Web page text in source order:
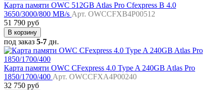
Карта памяти OWC 512GB Atlas Pro Cfexpress B 4.0
3650/3000/800 MB/s Арт. OWCCFXB4P00512
51 790 руб
В корзину
под заказ 5-7 дн.
Карта памяти OWC CFexpress 4.0 Type A 240GB Atlas Pro
1850/1700/400 Арт. OWCCFXA4P00240
32 750 руб